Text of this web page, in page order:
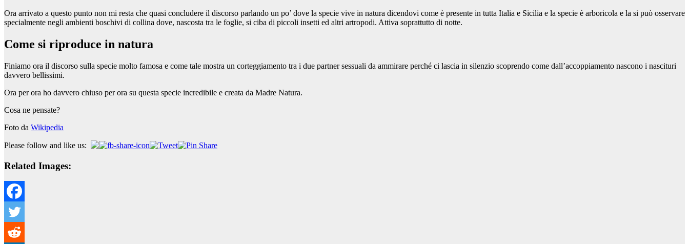
Ora arrivato a questo punto non mi resta che quasi concludere il discorso parlando un po’ dove la specie vive in natura dicendovi come è presente in tutta Italia e Sicilia e la specie è arboricola e la si può osservare
specialmente negli ambienti boschivi di collina dove, nascosta tra le foglie, si ciba di piccoli insetti ed altri artropodi. Attiva soprattutto di notte.
Come si riproduce in natura
Finiamo ora il discorso sulla specie molto famosa e come tale mostra un corteggiamento tra i due partner sessuali da ammirare perché ci lascia in silenzio scoprendo come dall’accoppiamento nascono i nascituri
davvero bellissimi.
Ora per ora ho davvero chiuso per ora su questa specie incredibile e creata da Madre Natura.
Cosa ne pensate?
Foto da Wikipedia
Please follow and like us:
Related Images: